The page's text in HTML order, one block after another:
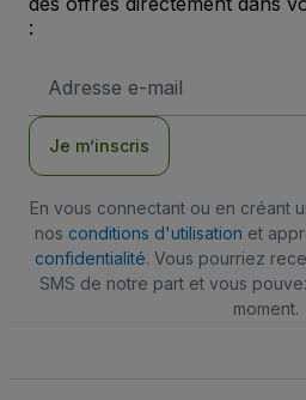
:
e-
Je m’inscris
En vous connectant ou en créant
nos conditions d'utilisation et
confidentialité. Vous pourriez
SMS de notre part et vous
moment.